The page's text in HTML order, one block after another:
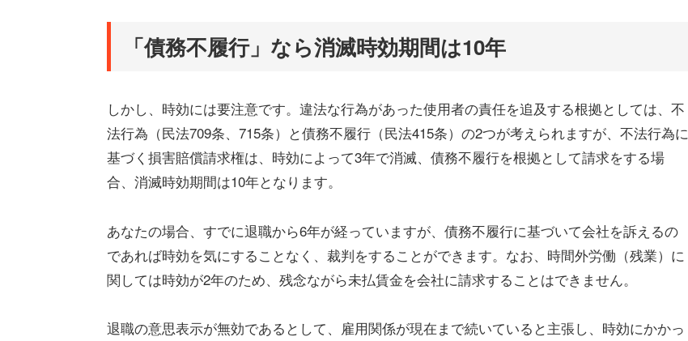
「債務不履行」なら消滅時効期間は10年
しかし、時効には要注意です。違法な行為があった使用者の責任を追及する根拠としては、不
法行為（民法709条、715条）と債務不履行（民法415条）の2つが考えられますが、不法行為に
基づく損害賠償請求権は、時効によって3年で消滅、債務不履行を根拠として請求をする場
合、消滅時効期間は10年となります。
あなたの場合、すでに退職から6年が経っていますが、債務不履行に基づいて会社を訴えるの
であれば時効を気にすることなく、裁判をすることができます。なお、時間外労働（残業）に
関しては時効が2年のため、残念ながら未払賃金を会社に請求することはできません。
退職の意思表示が無効であるとして、雇用関係が現在まで続いていると主張し、時効にかかっ